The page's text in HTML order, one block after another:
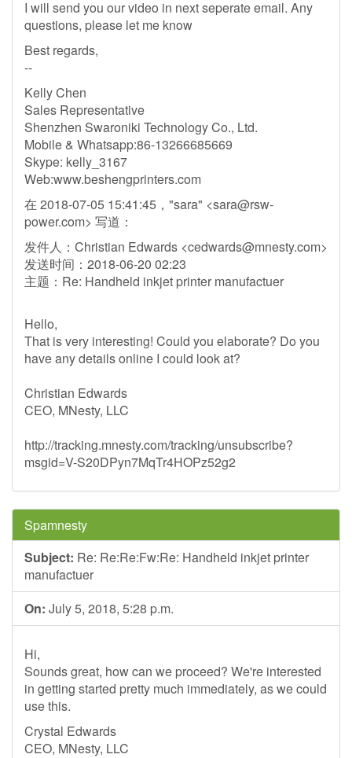
I will send you our video in next seperate email. Any
questions, please let me know
Best regards,
--
Kelly Chen
Sales Representative
Shenzhen Swaroniki Technology Co., Ltd.
Mobile & Whatsapp:86-13266685669
Skype: kelly_3167
Web:www.beshengprinters.com
在 2018-07-05 15:41:45，"sara" <sara@rsw-
power.com> 写道：
发件人：Christian Edwards <cedwards@mnesty.com>
发送时间：2018-06-20 02:23
主题：Re: Handheld inkjet printer manufactuer
Hello,
That is very interesting! Could you elaborate? Do you
have any details online I could look at?
Christian Edwards
CEO, MNesty, LLC
http://tracking.mnesty.com/tracking/unsubscribe?
msgid=V-S20DPyn7MqTr4HOPz52g2
Spamnesty
Subject: Re: Re:Re:Fw:Re: Handheld inkjet printer
manufactuer
On: July 5, 2018, 5:28 p.m.
Hi,
Sounds great, how can we proceed? We're interested
in getting started pretty much immediately, as we could
use this.
Crystal Edwards
CEO, MNesty, LLC